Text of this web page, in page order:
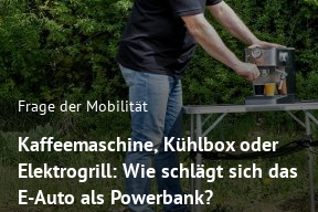
Frage der Mobilität
Kaffeemaschine, Kühlbox oder
Elektrogrill: Wie schlägt sich das
E-Auto als Powerbank?